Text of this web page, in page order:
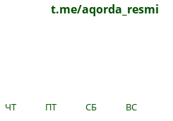
t.me/aqorda_resmi
ЧТ ПТ СБ ВС